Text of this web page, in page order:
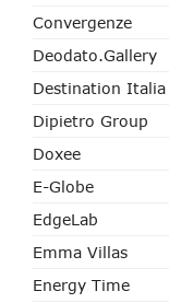
Convergenze
Deodato.Gallery
Destination Italia
Dipietro Group
Doxee
E-Globe
EdgeLab
Emma Villas
Energy Time